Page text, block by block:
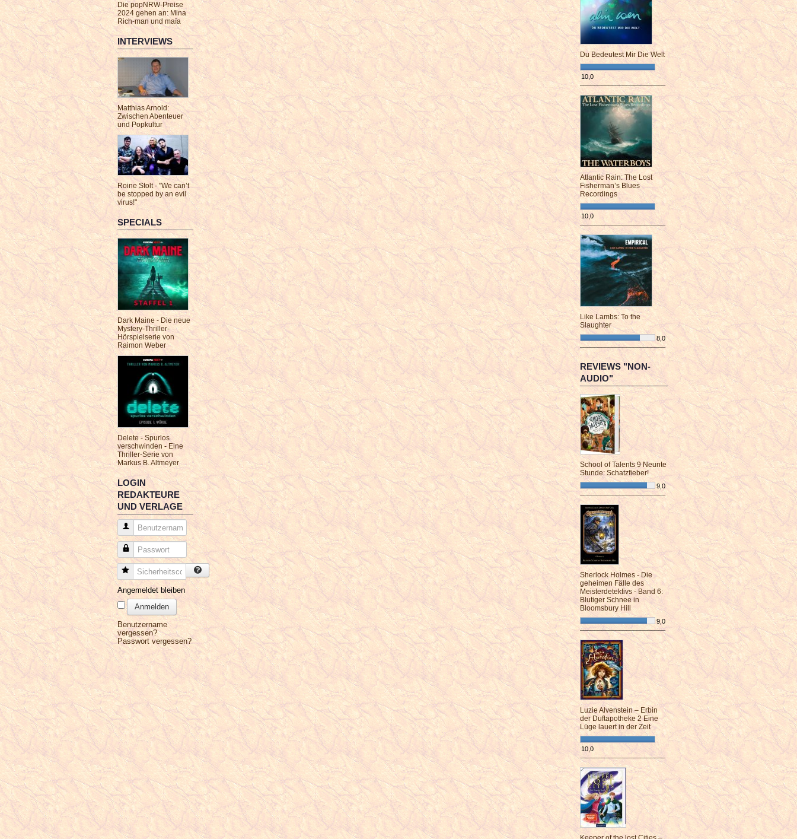
Die popNRW-Preise
2024 gehen an: Mina
Rich-man und maïa
INTERVIEWS
Matthias Arnold:
Zwischen Abenteuer
und Popkultur
Roine Stolt - "We can’t
be stopped by an evil
virus!"
SPECIALS
Dark Maine - Die neue
Mystery-Thriller-
Hörspielserie von
Raimon Weber
Delete - Spurlos
verschwinden - Eine
Thriller-Serie von
Markus B. Altmeyer
LOGIN
REDAKTEURE
UND VERLAGE
Benutzername
Passwort
Sicherheitscode
Angemeldet bleiben
Anmelden
Benutzername
vergessen?
Passwort vergessen?
Du Bedeutest Mir Die Welt
10,0
¯¯¯¯¯¯¯¯¯¯¯¯¯¯¯¯¯¯¯¯¯¯¯¯
Atlantic Rain: The Lost
Fisherman’s Blues
Recordings
10,0
¯¯¯¯¯¯¯¯¯¯¯¯¯¯¯¯¯¯¯¯¯¯¯¯
Like Lambs: To the
Slaughter
8,0
¯¯¯¯¯¯¯¯¯¯¯¯¯¯¯¯¯¯¯¯¯¯¯¯
REVIEWS "NON-
AUDIO"
School of Talents 9 Neunte
Stunde: Schatzfieber!
9,0
¯¯¯¯¯¯¯¯¯¯¯¯¯¯¯¯¯¯¯¯¯¯¯¯
Sherlock Holmes - Die
geheimen Fälle des
Meisterdetektivs - Band 6:
Blutiger Schnee in
Bloomsbury Hill
9,0
¯¯¯¯¯¯¯¯¯¯¯¯¯¯¯¯¯¯¯¯¯¯¯¯
Luzie Alvenstein – Erbin
der Duftapotheke 2 Eine
Lüge lauert in der Zeit
10,0
¯¯¯¯¯¯¯¯¯¯¯¯¯¯¯¯¯¯¯¯¯¯¯¯